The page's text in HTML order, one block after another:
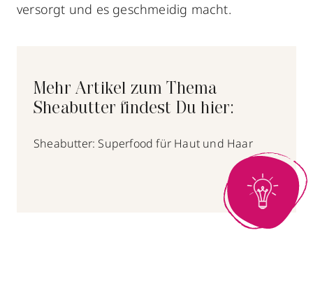
versorgt und es geschmeidig macht.
Mehr Artikel zum Thema
Sheabutter findest Du hier:
Sheabutter: Superfood für Haut und Haar